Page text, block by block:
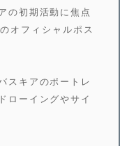
の初期活動に焦点
オフィシャルポス
スキアのポートレ
ローイングやサイ